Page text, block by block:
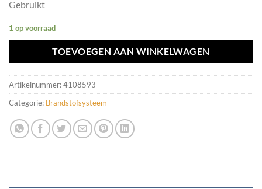
Gebruikt
1 op voorraad
TOEVOEGEN AAN WINKELWAGEN
Artikelnummer:4108593
Categorie: Brandstofsysteem